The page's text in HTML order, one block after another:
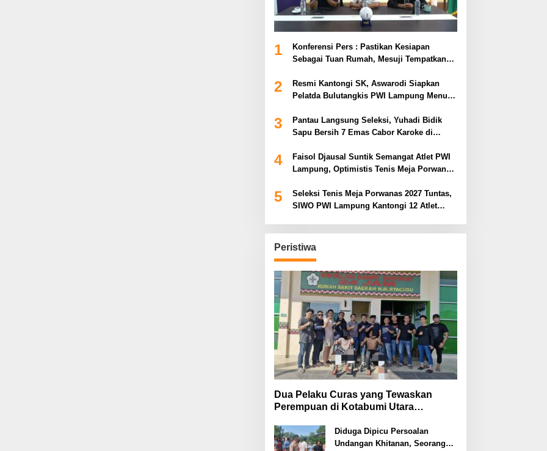
1
Konferensi Pers : Pastikan Kesiapan
Sebagai Tuan Rumah, Mesuji Tempatkan
Piala Gubernur Lampung
2
Resmi Kantongi SK, Aswarodi Siapkan
Pelatda Bulutangkis PWI Lampung Menuju
3
Pantau Langsung Seleksi, Yuhadi Bidik
Sapu Bersih 7 Emas Cabor Karoke di
4
Faisol Djausal Suntik Semangat Atlet PWI
Lampung, Optimistis Tenis Meja Porwanas
5
Seleksi Tenis Meja Porwanas 2027 Tuntas,
SIWO PWI Lampung Kantongi 12 Atlet
Peristiwa
Dua Pelaku Curas yang Tewaskan
Perempuan di Kotabumi Utara
Ekonomi
Diduga Dipicu Persoalan
Undangan Khitanan, Seorang